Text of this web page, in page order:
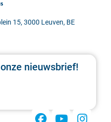
15, 3000 Leuven, BE
nieuwsbrief!